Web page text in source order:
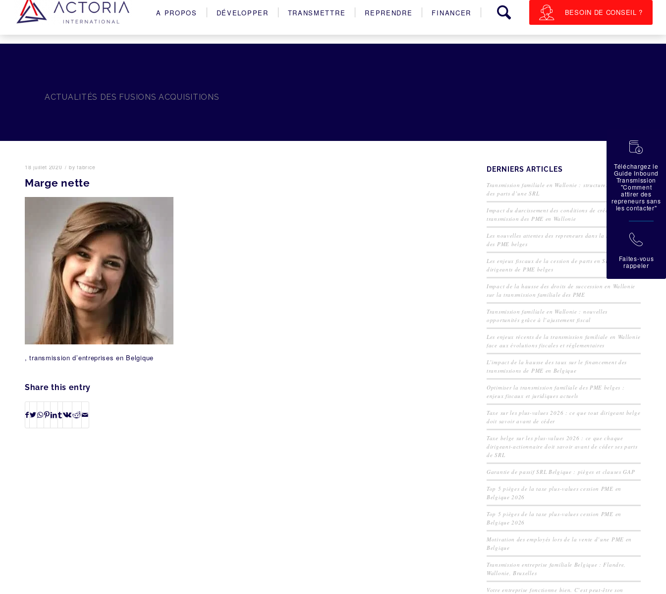
A PROPOS DÉVELOPPER TRANSMETTRE REPRENDRE FINANCER BESOIN DE CONSEIL ?
ACTUALITÉS DES FUSIONS ACQUISITIONS
18 juillet 2020 / byfabrice
Marge nette
, transmission d’entreprises en Belgique
Share this entry
DERNIERS ARTICLES
Transmission familiale en Wallonie : structurer la cession
des parts d’une SRL
Impact du durcissement des conditions de crédit sur la
transmission des PME en Wallonie
Les nouvelles attentes des repreneurs dans la transmission
des PME belges
Les enjeux fiscaux de la cession de parts en SRL pour les
dirigeants de PME belges
Impact de la hausse des droits de succession en Wallonie
sur la transmission familiale des PME
Transmission familiale en Wallonie : nouvelles
opportunités grâce à l’ajustement fiscal
Les enjeux récents de la transmission familiale en Wallonie
face aux évolutions fiscales et réglementaires
L’impact de la hausse des taux sur le financement des
transmissions de PME en Belgique
Optimiser la transmission familiale des PME belges :
enjeux fiscaux et juridiques actuels
Taxe sur les plus-values 2026 : ce que tout dirigeant belge
doit savoir avant de céder
Taxe belge sur les plus-values 2026 : ce que chaque
dirigeant-actionnaire doit savoir avant de céder ses parts
de SRL
Garantie de passif SRL Belgique : pièges et clauses GAP
Top 5 pièges de la taxe plus-values cession PME en
Belgique 2026
Top 5 pièges de la taxe plus-values cession PME en
Belgique 2026
Motivation des employés lors de la vente d’une PME en
Belgique
Transmission entreprise familiale Belgique : Flandre,
Wallonie, Bruxelles
Votre entreprise fonctionne bien. C’est peut-être son
蠟
Téléchargez le
Guide Inbound
Transmission
"Comment
attirer des
repreneurs sans
les contacter"
拉
Faites-vous
rappeler